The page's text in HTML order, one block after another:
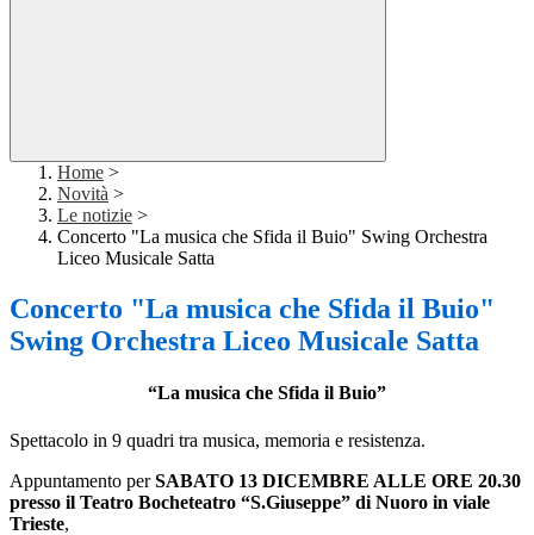
Home >
Novità >
Le notizie >
Concerto "La musica che Sfida il Buio" Swing Orchestra
Liceo Musicale Satta
Concerto "La musica che Sfida il Buio"
Swing Orchestra Liceo Musicale Satta
“La musica che Sfida il Buio”
Spettacolo in 9 quadri tra musica, memoria e resistenza.
Appuntamento perSABATO 13 DICEMBRE ALLE ORE 20.30
presso il Teatro Bocheteatro “S.Giuseppe” di Nuoro in viale
Trieste,